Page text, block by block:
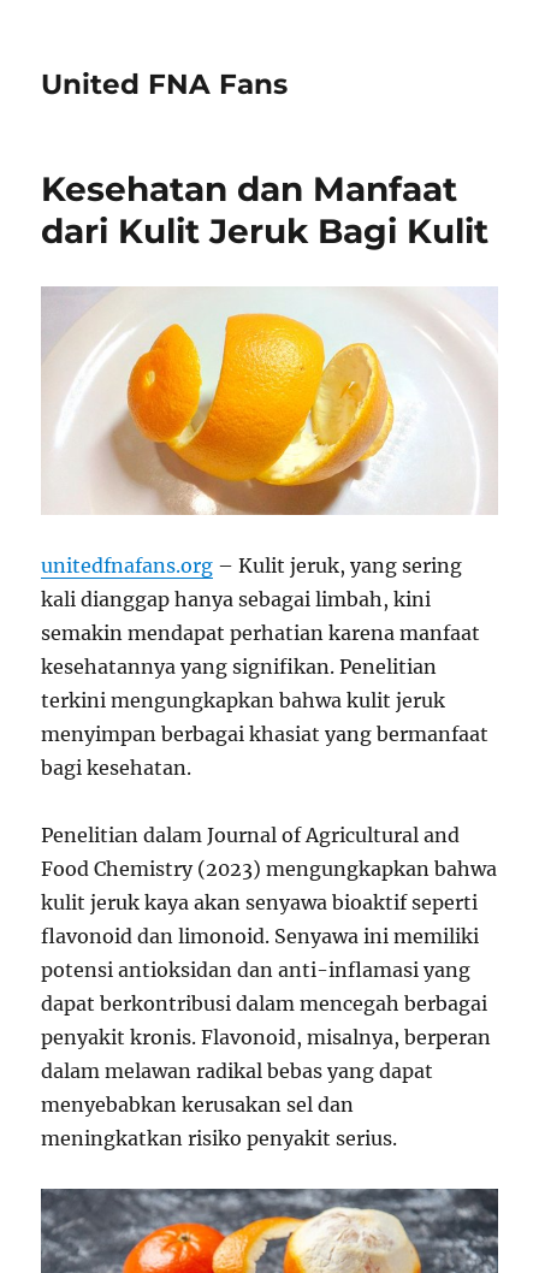
United FNA Fans
Kesehatan dan Manfaat
dari Kulit Jeruk Bagi Kulit
unitedfnafans.org – Kulit jeruk, yang sering
kali dianggap hanya sebagai limbah, kini
semakin mendapat perhatian karena manfaat
kesehatannya yang signifikan. Penelitian
terkini mengungkapkan bahwa kulit jeruk
menyimpan berbagai khasiat yang bermanfaat
bagi kesehatan.
Penelitian dalam Journal of Agricultural and
Food Chemistry (2023) mengungkapkan bahwa
kulit jeruk kaya akan senyawa bioaktif seperti
flavonoid dan limonoid. Senyawa ini memiliki
potensi antioksidan dan anti-inflamasi yang
dapat berkontribusi dalam mencegah berbagai
penyakit kronis. Flavonoid, misalnya, berperan
dalam melawan radikal bebas yang dapat
menyebabkan kerusakan sel dan
meningkatkan risiko penyakit serius.